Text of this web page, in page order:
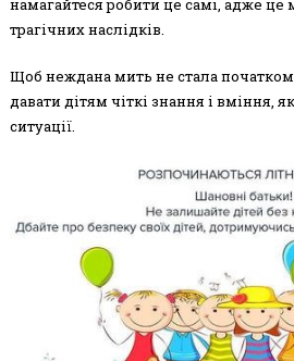
намагайтеся робити це самі, адже
трагічних наслідків.
Щоб неждана мить не стала початком
давати дітям чіткі знання і вміння,
ситуації.